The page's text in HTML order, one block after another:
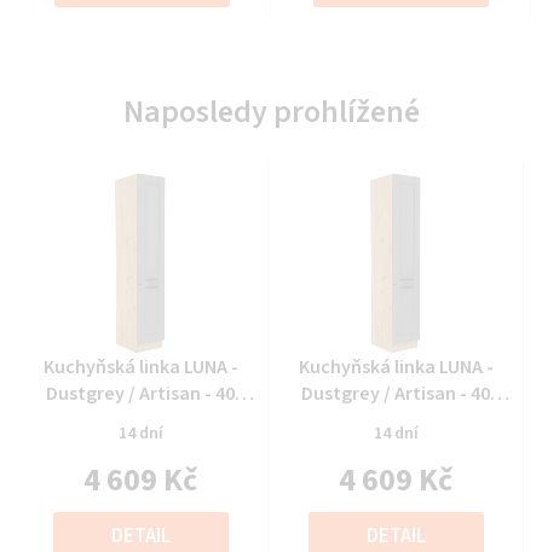
Naposledy prohlížené
Průměrné
hodnocení
produktu
je
0,0
z
5
Kuchyňská linka LUNA -
Dustgrey / Artisan - 40
potravinová skříň (40 DK-
210 2F)
14 dní
4 609 Kč
Měrná
cena:
DETAIL
Průměrné
hodnocení
produktu
je
0,0
z
5
Kuchyňská linka LUNA -
Dustgrey / Artisan - 40
potravinová skříň (40 DK-
210 2F)
14 dní
4 609 Kč
Měrná
cena:
DETAIL